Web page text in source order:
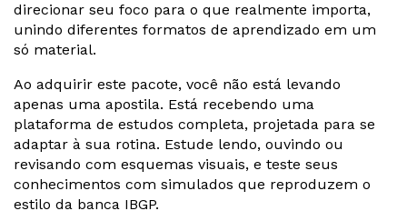
direcionar seu foco para o que realmente importa,
unindo diferentes formatos de aprendizado em um
só material.
Ao adquirir este pacote, você não está levando
apenas uma apostila. Está recebendo uma
plataforma de estudos completa, projetada para se
adaptar à sua rotina. Estude lendo, ouvindo ou
revisando com esquemas visuais, e teste seus
conhecimentos com simulados que reproduzem o
estilo da banca IBGP.